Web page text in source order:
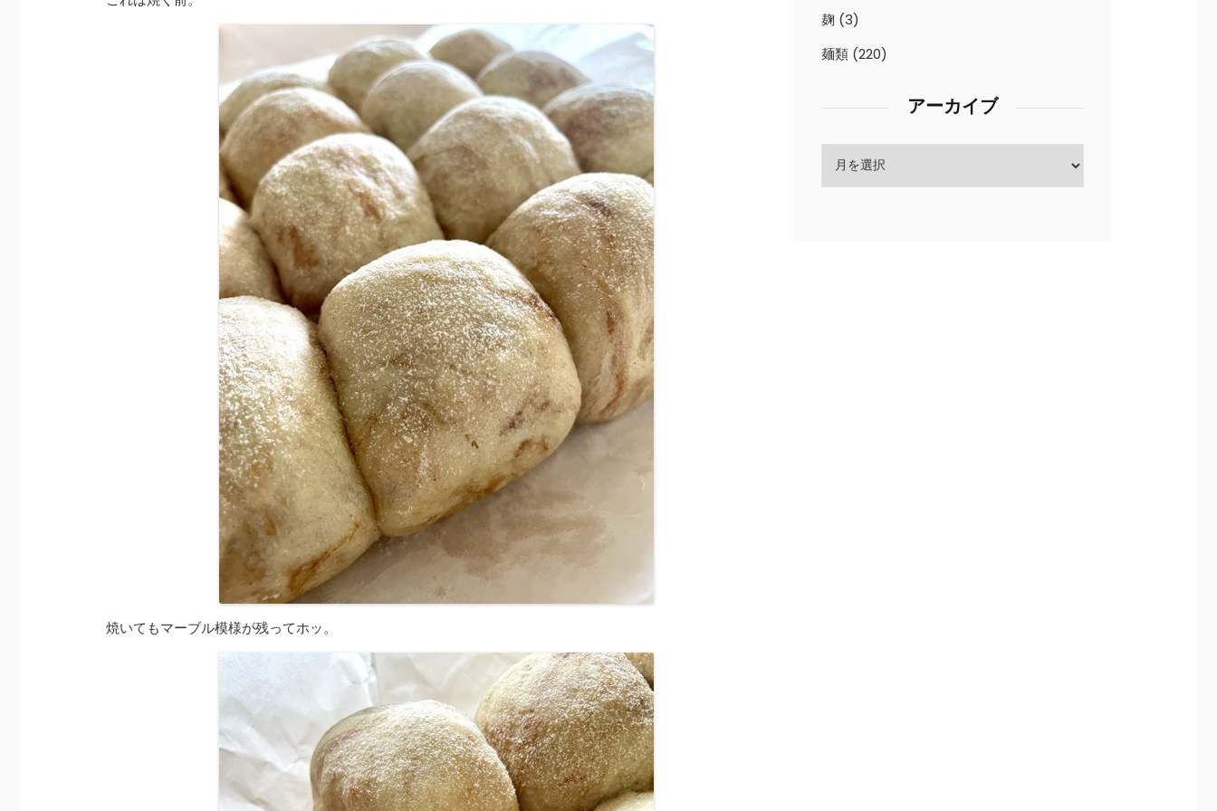
焼いてもマーブル模様が残ってホッ。
麹 (3)
麺類 (220)
アーカイブ